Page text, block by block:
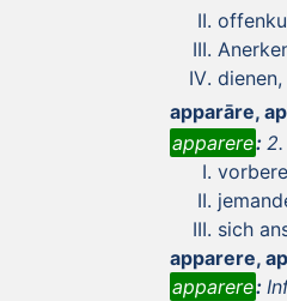
apparāre,
apparere:
sich
apparere,
apparere: